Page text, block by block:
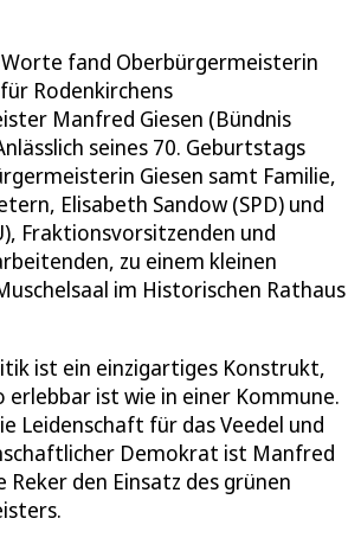
Worte fand Oberbürgermeisterin
Rodenkirchens
Manfred Giesen (Bündnis
seines 70. Geburtstags
Giesen samt Familie,
Elisabeth Sandow (SPD) und
Fraktionsvorsitzenden und
zu einem kleinen
im Historischen Rathaus
ist ein einzigartiges Konstrukt,
erlebbar ist wie in einer Kommune.
Leidenschaft für das Veedel und
Demokrat ist Manfred
Reker den Einsatz des grünen